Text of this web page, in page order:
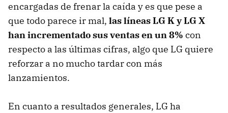
encargadas de frenar la caída y es que pese a
que todo parece ir mal, las líneas LG K y LG X
han incrementado sus ventas en un 8% con
respecto a las últimas cifras, algo que LG quiere
reforzar a no mucho tardar con más
lanzamientos.
En cuanto a resultados generales, LG ha